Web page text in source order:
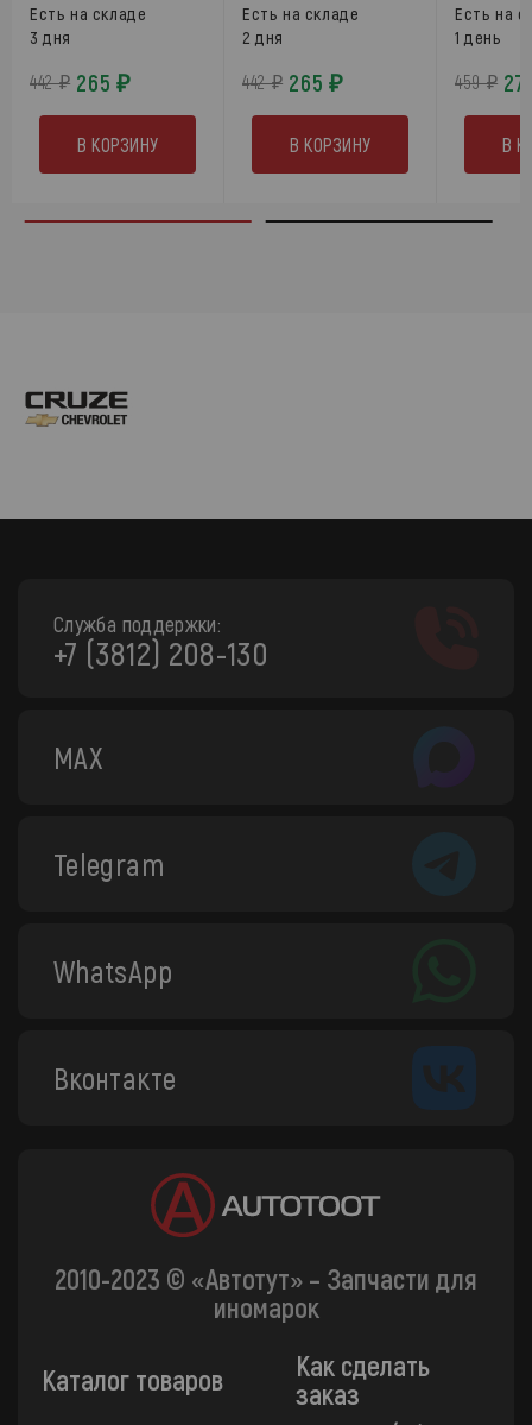
Есть на складе
3 дня
442 ₽ 265 ₽
В КОРЗИНУ
Есть на складе
2 дня
442 ₽ 265 ₽
В КОРЗИНУ
Есть на
1 день
459 ₽
В
Служба поддержки:
+7 (3812) 208-130
MAX
Telegram
WhatsApp
Вконтакте
2010-2023 © «Автотут» – Запчасти для
иномарок
Каталог товаров
Как сделать
заказ